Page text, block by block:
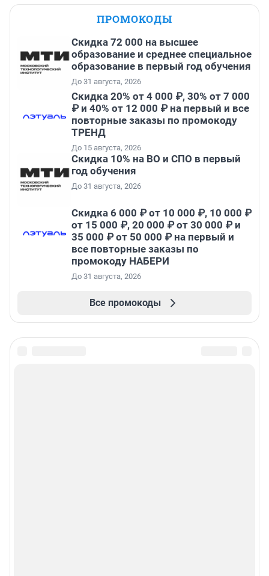
ПРОМОКОДЫ
Скидка 72 000 на высшее
образование и среднее специальное
образование в первый год обучения
До 31 августа, 2026
Скидка 20% от 4 000 ₽, 30% от 7 000
₽ и 40% от 12 000 ₽ на первый и все
повторные заказы по промокоду
ТРЕНД
До 15 августа, 2026
Скидка 10% на ВО и СПО в первый
год обучения
До 31 августа, 2026
Скидка 6 000 ₽ от 10 000 ₽, 10 000 ₽
от 15 000 ₽, 20 000 ₽ от 30 000 ₽ и
35 000 ₽ от 50 000 ₽ на первый и
все повторные заказы по
промокоду НАБЕРИ
До 31 августа, 2026
Все промокоды